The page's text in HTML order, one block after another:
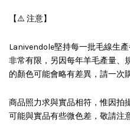
【⚠️ 注意】
Lanivendole堅持每一批毛線生
非常有限，另因每年羊毛產量、
的顏色可能會略有差異，請一次
商品照力求與實品相符，惟因拍
可能與實品有些微色差，敬請注